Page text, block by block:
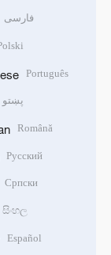
فارسی
Português
پښتو
Română
Русский
Српски
සිංහල
Español